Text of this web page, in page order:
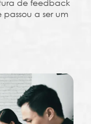
de feedback
a ser um